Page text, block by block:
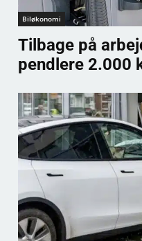
Biløkonomi
Tilbage på
pendlere 2.000